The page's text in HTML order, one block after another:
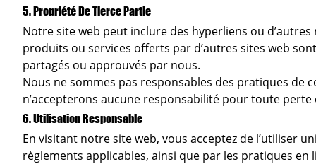
5. Propriété De Tierce Partie
Notre site web peut inclure des hyperliens ou
produits ou services offerts par d’autres sites web
partagés ou approuvés par nous.
Nous ne sommes pas responsables des pratiques de
n’accepterons aucune responsabilité pour toute
6. Utilisation Responsable
En visitant notre site web, vous acceptez de l’utiliser
règlements applicables, ainsi que par les pratiques